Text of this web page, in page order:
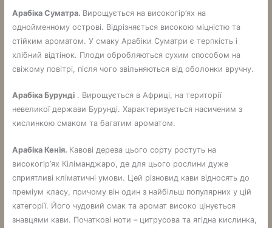
Арабіка Суматра. Вирощується на високогір’ях на
однойменному острові. Відрізняється високою міцністю та
стійким ароматом. У смаку Арабіки Суматри є терпкість і
хлібний відтінок. Плоди обробляються сухим способом на
свіжому повітрі, після чого звільняються від оболонки вручну.
Арабіка Бурунді. Вирощується в Африці, на території
невеликої держави Бурунді. Характеризується насиченим з
кислинкою смаком та багатим ароматом.
Арабіка Кенія. Кавові дерева цього сорту ростуть на
високогір’ях Кіліманджаро, де для цього рослини дуже
сприятливі кліматичні умови. Цей різновид кави відносять до
преміум класу, причому він один з найбільш популярних у цій
категорії. Його чудовий смак та аромат високо цінується
знавцями кави. Початкові ноти – цитрусова та ягідна кислинка,